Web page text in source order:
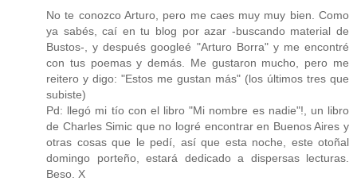
No te conozco Arturo, pero me caes muy muy bien. Como
ya sabés, caí en tu blog por azar -buscando material de
Bustos-, y después googleé "Arturo Borra" y me encontré
con tus poemas y demás. Me gustaron mucho, pero me
reitero y digo: "Estos me gustan más" (los últimos tres que
subiste)
Pd: llegó mi tío con el libro "Mi nombre es nadie"!, un libro
de Charles Simic que no logré encontrar en Buenos Aires y
otras cosas que le pedí, así que esta noche, este otoñal
domingo porteño, estará dedicado a dispersas lecturas.
Beso. X